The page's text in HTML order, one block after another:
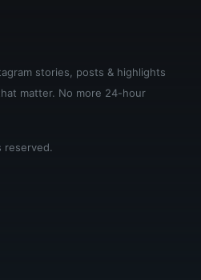
stories, posts & highlights
matter. No more 24-hour
reserved.